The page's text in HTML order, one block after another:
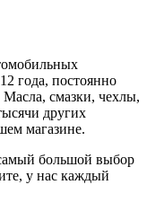
года, постоянно
смазки, чехлы,
других
магазине.
большой выбор
у нас каждый